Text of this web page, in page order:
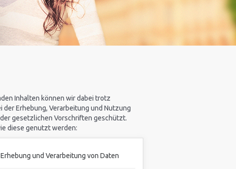
Inhalten können wir dabei trotz
Erhebung, Verarbeitung und Nutzung
gesetzlichen Vorschriften geschützt.
diese genutzt werden:
Erhebung und Verarbeitung von Daten